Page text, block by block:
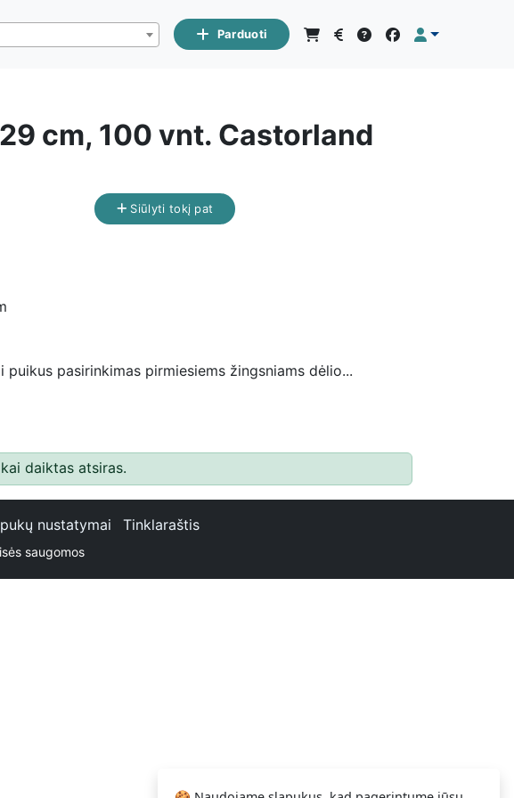
Parduoti
cm, 100 vnt. Castorland
Siūlyti tokį pat
pasirinkimas pirmiesiems žingsniams dėlio...
daiktas atsiras.
nustatymai Tinklaraštis
saugomos